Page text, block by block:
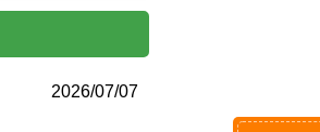
2026/07/07